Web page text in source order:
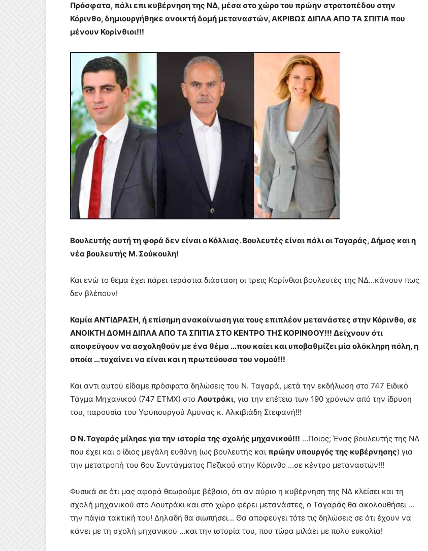
Πρόσφατα, πάλι επι κυβέρνηση της ΝΔ, μέσα στο χώρο του πρώην στρατοπέδου στην
Κόρινθο, δημιουργήθηκε ανοικτή δομή μεταναστών, ΑΚΡΙΒΩΣ ΔΙΠΛΑ ΑΠΟ ΤΑ ΣΠΙΤΙΑ που
μένουν Κορίνθιοι!!!
Βουλευτής αυτή τη φορά δεν είναι ο Κόλλιας. Βουλευτές είναι πάλι οι Ταγαράς, Δήμας και η
νέα βουλευτής Μ. Σούκουλη!
Και ενώ το θέμα έχει πάρει τεράστια διάσταση οι τρεις Κορίνθιοι βουλευτές της ΝΔ…κάνουν πως
δεν βλέπουν!
Καμία ΑΝΤΙΔΡΑΣΗ, ή επίσημη ανακοίνωση για τους επιπλέον μετανάστες στην Κόρινθο, σε
ΑΝΟΙΚΤΗ ΔΟΜΗ ΔΙΠΛΑ ΑΠΟ ΤΑ ΣΠΙΤΙΑ ΣΤΟ ΚΕΝΤΡΟ ΤΗΣ ΚΟΡΙΝΘΟΥ!!! Δείχνουν ότι
αποφεύγουν να ασχοληθούν με ένα θέμα …που καίει και υποβαθμίζει μία ολόκληρη πόλη, η
οποία …τυχαίνει να είναι και η πρωτεύουσα του νομού!!!
Και αντι αυτού είδαμε πρόσφατα δηλώσεις του Ν. Ταγαρά, μετά την εκδήλωση στο 747 Ειδικό
Τάγμα Μηχανικού (747 ΕΤΜΧ) στο Λουτράκι, για την επέτειο των 190 χρόνων από την ίδρυση
του, παρουσία του Υφυπουργού Άμυνας κ. Αλκιβιάδη Στεφανή!!!
Ο Ν. Ταγαράς μίλησε για την ιστορία της σχολής μηχανικού!!! …Ποιος; Ένας βουλευτής της ΝΔ
που έχει και ο ίδιος μεγάλη ευθύνη (ως βουλευτής και πρώην υπουργός της κυβέρνησης) για
την μετατροπή του 6ου Συντάγματος Πεζικού στην Κόρινθο …σε κέντρο μεταναστών!!!
Φυσικά σε ότι μας αφορά θεωρούμε βέβαιο, ότι αν αύριο η κυβέρνηση της ΝΔ κλείσει και τη
σχολή μηχανικού στο Λουτράκι και στο χώρο φέρει μετανάστες, ο Ταγαράς θα ακολουθήσει …
την πάγια τακτική του! Δηλαδή θα σιωπήσει… Θα αποφεύγει τότε τις δηλώσεις σε ότι έχουν να
κάνει με τη σχολή μηχανικού …και την ιστορία του, που τώρα μιλάει με πολύ ευκολία!